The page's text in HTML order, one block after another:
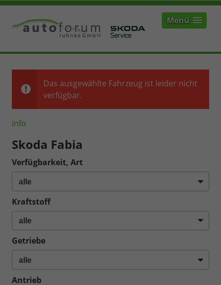
Menü
Das ausgewählte Fahrzeug ist leider nicht
verfügbar.
info
Skoda Fabia
Verfügbarkeit, Art
Kraftstoff
Getriebe
Antrieb